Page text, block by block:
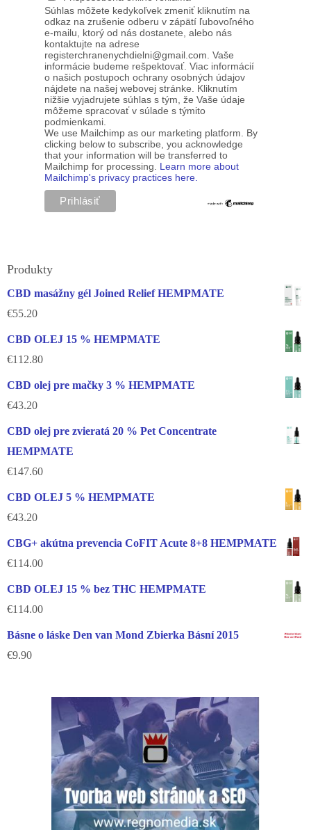
Súhlas môžete kedykoľvek zmeniť kliknutím na
odkaz na zrušenie odberu v zápätí ľubovoľného
e-mailu, ktorý od nás dostanete, alebo nás
kontaktujte na adrese
registerchranenychdielni@gmail.com. Vaše
informácie budeme rešpektovať. Viac informácií
o našich postupoch ochrany osobných údajov
nájdete na našej webovej stránke. Kliknutím
nižšie vyjadrujete súhlas s tým, že Vaše údaje
môžeme spracovať v súlade s týmito
podmienkami.
We use Mailchimp as our marketing platform. By
clicking below to subscribe, you acknowledge
that your information will be transferred to
Mailchimp for processing. Learn more about
Mailchimp's privacy practices here.
Produkty
CBD masážny gél Joined Relief HEMPMATE
€55.20
CBD OLEJ 15 % HEMPMATE
€112.80
CBD olej pre mačky 3 % HEMPMATE
€43.20
CBD olej pre zvieratá 20 % Pet Concentrate
HEMPMATE
€147.60
CBD OLEJ 5 % HEMPMATE
€43.20
CBG+ akútna prevencia CoFIT Acute 8+8 HEMPMATE
€114.00
CBD OLEJ 15 % bez THC HEMPMATE
€114.00
Básne o láske Den van Mond Zbierka Básní 2015
€9.90